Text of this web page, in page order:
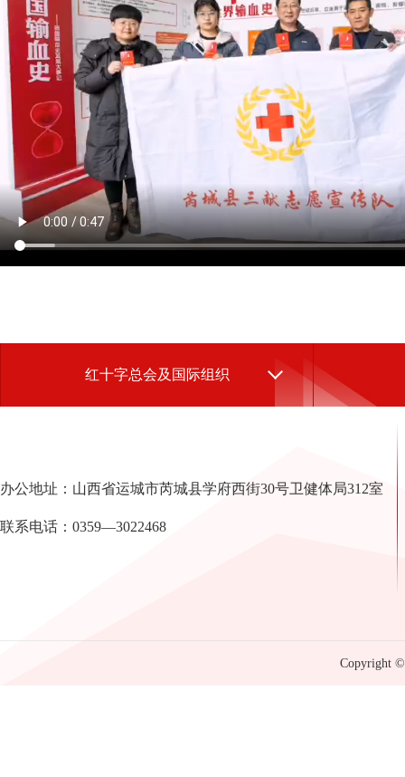
红十字总会及国际组织
办公地址：山西省运城市芮城县学府西街30号卫健体局312室
联系电话：0359—3022468
Copyright